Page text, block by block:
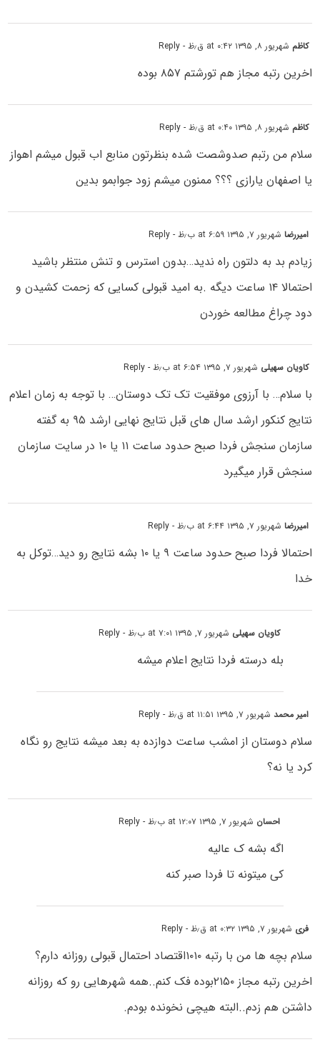
کاظم شهریور ۸, ۱۳۹۵ at ۰:۴۲ ق٫ظ - Reply
اخرین رتبه مجاز هم تورشتم ۸۵۷ بوده
کاظم شهریور ۸, ۱۳۹۵ at ۰:۴۰ ق٫ظ - Reply
سلام من رتبم صدوشصت شده بنظرتون منابع اب قبول میشم اهواز
یا اصفهان یارازی ؟؟؟ ممنون میشم زود جوابمو بدین
امیررضاشهریور ۷, ۱۳۹۵ at ۶:۵۹ ب٫ظ - Reply
زیادم بد به دلتون راه ندید…بدون استرس و تنش منتظر باشید
احتمالا ۱۴ ساعت دیگه .به امید قبولی کسایی که زحمت کشیدن و
دود چراغ مطالعه خوردن
کاویان سهیلی شهریور ۷, ۱۳۹۵ at ۶:۵۴ ب٫ظ - Reply
با سلام… با آرزوی موفقیت تک تک دوستان… با توجه به زمان اعلام
نتایج کنکور ارشد سال های قبل نتایج نهایی ارشد ۹۵ به گفته
سازمان سنجش فردا صبح حدود ساعت ۱۱ یا ۱۰ در سایت سازمان
سنجش قرار میگیرد
امیررضاشهریور ۷, ۱۳۹۵ at ۶:۴۴ ب٫ظ - Reply
احتمالا فردا صبح حدود ساعت ۹ یا ۱۰ بشه نتایج رو دید…توکل به
خدا
کاویان سهیلی شهریور ۷, ۱۳۹۵ at ۷:۰۱ ب٫ظ - Reply
بله درسته فردا نتایج اعلام میشه
امیر محمدشهریور ۷, ۱۳۹۵ at ۱۱:۵۱ ق٫ظ - Reply
سلام دوستان از امشب ساعت دوازده به بعد میشه نتایج رو نگاه
کرد یا نه؟
احسان شهریور ۷, ۱۳۹۵ at ۱۲:۰۷ ب٫ظ - Reply
اگه بشه ک عالیه
کی میتونه تا فردا صبر کنه
فری شهریور ۷, ۱۳۹۵ at ۰:۳۲ ق٫ظ - Reply
سلام بچه ها من با رتبه ۱۰۱۰اقتصاد احتمال قبولی روزانه دارم؟
اخرین رتبه مجاز ۲۱۵۰بوده فک کنم..همه شهرهایی رو که روزانه
داشتن هم زدم..البته هیچی نخونده بودم.